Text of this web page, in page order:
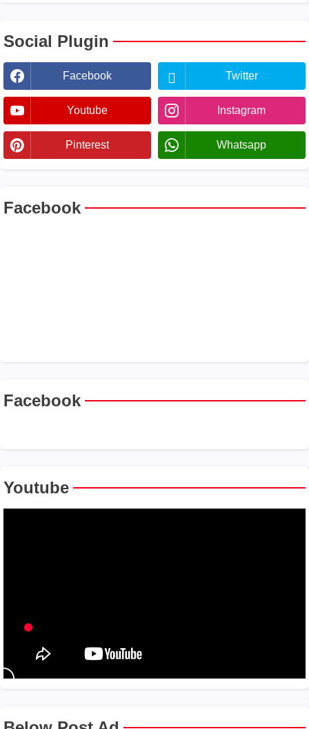
Social Plugin
Facebook Twitter
Youtube Instagram
Pinterest Whatsapp
Facebook
Facebook
Youtube